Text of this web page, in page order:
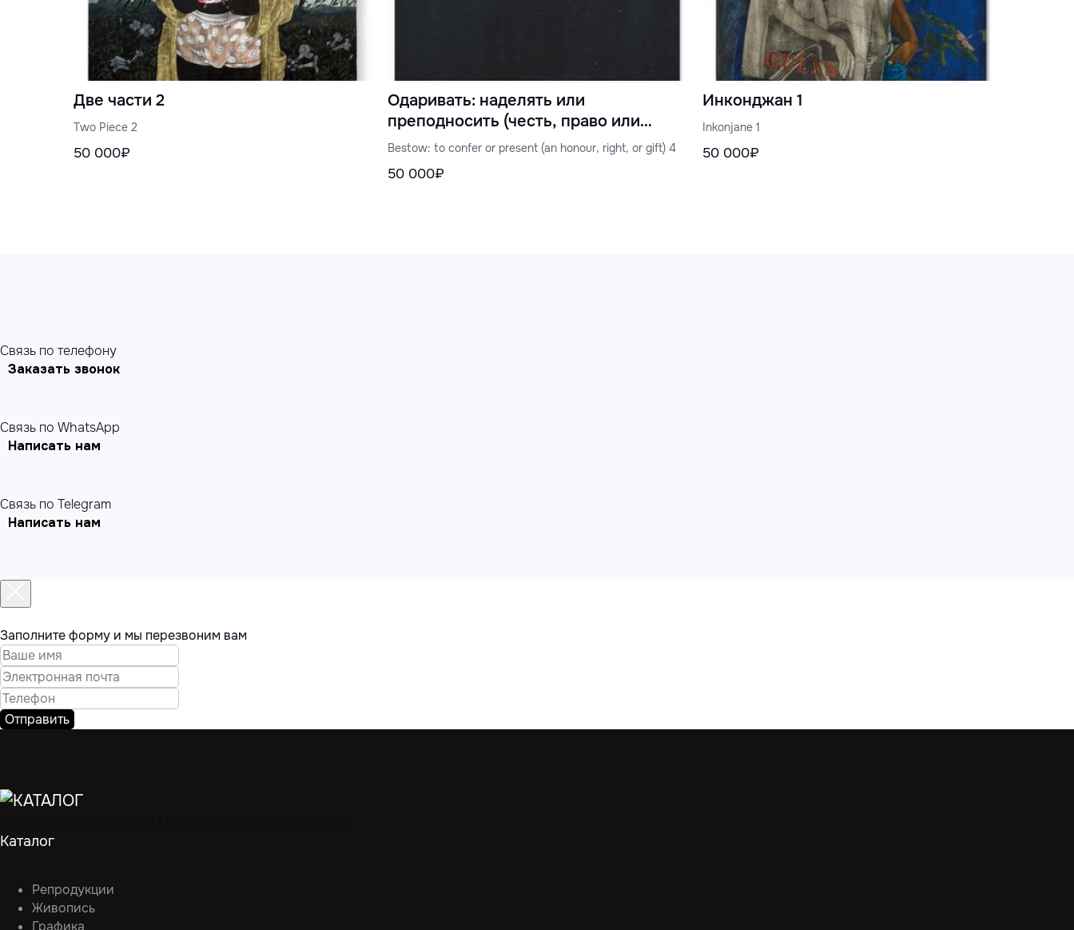
Две части 2
Two Piece 2
50 000₽
Одаривать: наделять или
преподносить (честь, право или
подарок) 4
Bestow: to confer or present (an honour, right, or gift) 4
50 000₽
Инконджан 1
Inkonjane 1
50 000₽
Cвязь по телефону
Заказать звонок
Связь по WhatsApp
Написать нам
Связь по Telegram
Написать нам
Заполните форму и мы перезвоним вам
Отправить
Каталог
Репродукции
Живопись
Графика